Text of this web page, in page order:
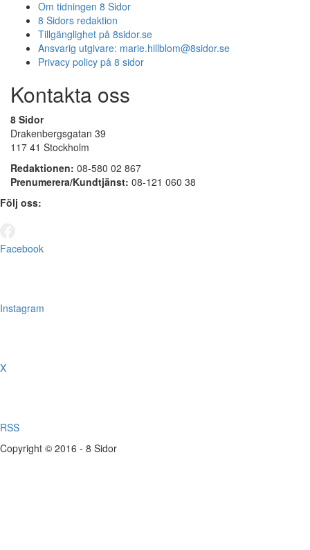
Om tidningen 8 Sidor
8 Sidors redaktion
Tillgänglighet på 8sidor.se
Ansvarig utgivare: marie.hillblom@8sidor.se
Privacy policy på 8 sidor
Kontakta oss
8 Sidor
Drakenbergsgatan 39
117 41 Stockholm
Redaktionen: 08-580 02 867
Prenumerera/Kundtjänst: 08-121 060 38
Följ oss:
Facebook
Instagram
X
RSS
Copyright © 2016 - 8 Sidor